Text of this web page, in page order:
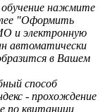
обучение нажмите
"Оформить
и электронную
автоматически
в Вашем
способ
- прохождение
по квитанции